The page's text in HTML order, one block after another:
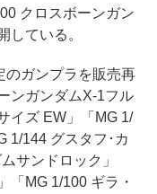
クロスボーンガン
している。
ガンプラを販売再
ンガンダムX-1フル
イズ EW」「MG 1/
1/144 グスタフ･カ
サンドロック」
「MG 1/100 ギラ・